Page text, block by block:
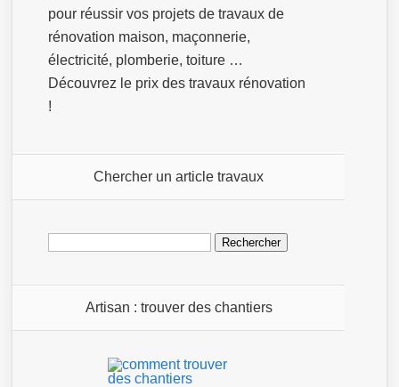
pour réussir vos projets de travaux de
rénovation maison, maçonnerie,
électricité, plomberie, toiture …
Découvrez le prix des travaux rénovation
!
Chercher un article travaux
Rechercher :
Artisan : trouver des chantiers